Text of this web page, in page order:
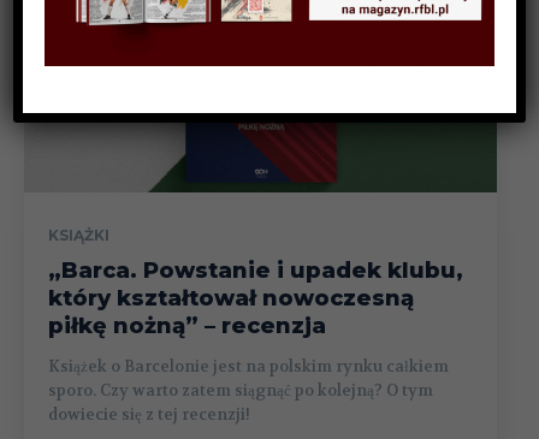
KSIĄŻKI
„Barca. Powstanie i upadek klubu,
który kształtował nowoczesną
piłkę nożną” – recenzja
Książek o Barcelonie jest na polskim rynku całkiem
sporo. Czy warto zatem siągnąć po kolejną? O tym
dowiecie się z tej recenzji!